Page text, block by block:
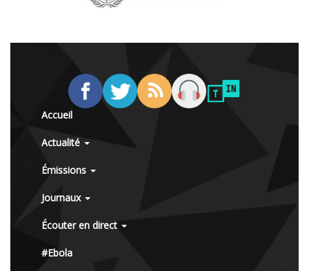
Accueil
Actualité
Émissions
Journaux
Écouter en direct
#Ebola